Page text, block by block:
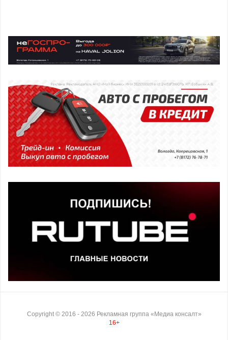
Copyright © 2016 - 2026 Рекламная группа «Медиа консалт»
16+